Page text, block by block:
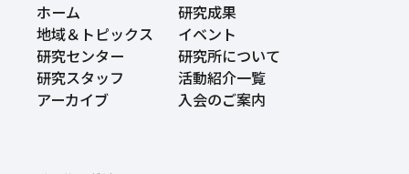
ホーム
研究成果
地域＆トピックス
イベント
研究センター
研究所について
研究スタッフ
活動紹介一覧
アーカイブ
入会のご案内